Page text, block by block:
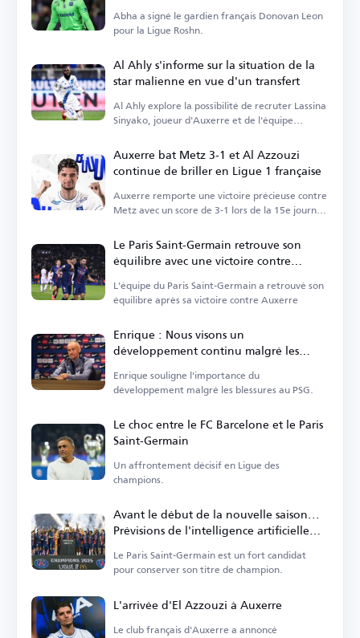
Abha a signé le gardien français Donovan Leon
pour la Ligue Roshn.
Al Ahly s'informe sur la situation de la
star malienne en vue d'un transfert
Al Ahly explore la possibilité de recruter Lassina
Sinyako, joueur d'Auxerre et de l'équipe
Auxerre bat Metz 3-1 et Al Azzouzi
continue de briller en Ligue 1 française
Auxerre remporte une victoire précieuse contre
Metz avec un score de 3-1 lors de la 15e journée
zones de relégation, avec une performance
remarquable d’Oussama Al Azzouzi.
Le Paris Saint-Germain retrouve son
équilibre avec une victoire contre
Auxerre
L'équipe du Paris Saint-Germain a retrouvé son
équilibre après sa victoire contre Auxerre
Enrique : Nous visons un
développement continu malgré les
absences
Enrique souligne l'importance du
développement malgré les blessures au PSG.
Le choc entre le FC Barcelone et le Paris
Saint-Germain
Un affrontement décisif en Ligue des
champions.
Avant le début de la nouvelle saison...
Prévisions de l'intelligence artificielle
pour la Ligue 1 française
Le Paris Saint-Germain est un fort candidat
pour conserver son titre de champion.
L'arrivée d'El Azzouzi à Auxerre
Le club français d'Auxerre a annoncé